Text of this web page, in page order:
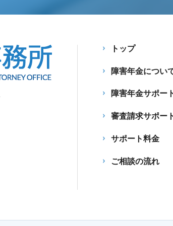
トップ
障害年金につい
障害年金サポー
審査請求サポー
サポート料金
ご相談の流れ